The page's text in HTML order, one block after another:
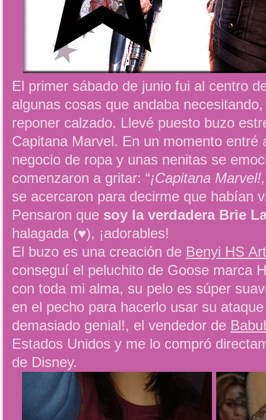
El primer sábado de junio fui al centro
algunas cosas que andaba
reponer calzado. Llevé puesto buzo
Capitana Marvel. En un momento entré
negocio de ropa y unas nenitas se
comenzaron a gritar: “¡Capitana
se acercaron para decirme que habían
Pensaron que soy la verdadera Brie
halagada (♥), ¡adorables!
El buzo es una creación de Benyi HS
conseguí el peluchito de Goose marca
con toda mi alma, su pelo es súper
en el pecho para hacerlo usar su
demasiado genial!, el vendedor de
Estados Unidos y me lo compró
de Disney.